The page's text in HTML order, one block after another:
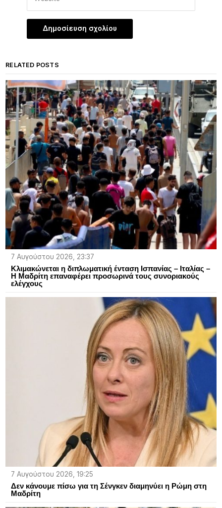
RELATED POSTS
7 Αυγούστου 2026, 23:37
Κλιμακώνεται η διπλωματική ένταση Ισπανίας – Ιταλίας –
Η Μαδρίτη επαναφέρει προσωρινά τους συνοριακούς
ελέγχους
7 Αυγούστου 2026, 19:25
Δεν κάνουμε πίσω για τη Σένγκεν διαμηνύει η Ρώμη στη
Μαδρίτη